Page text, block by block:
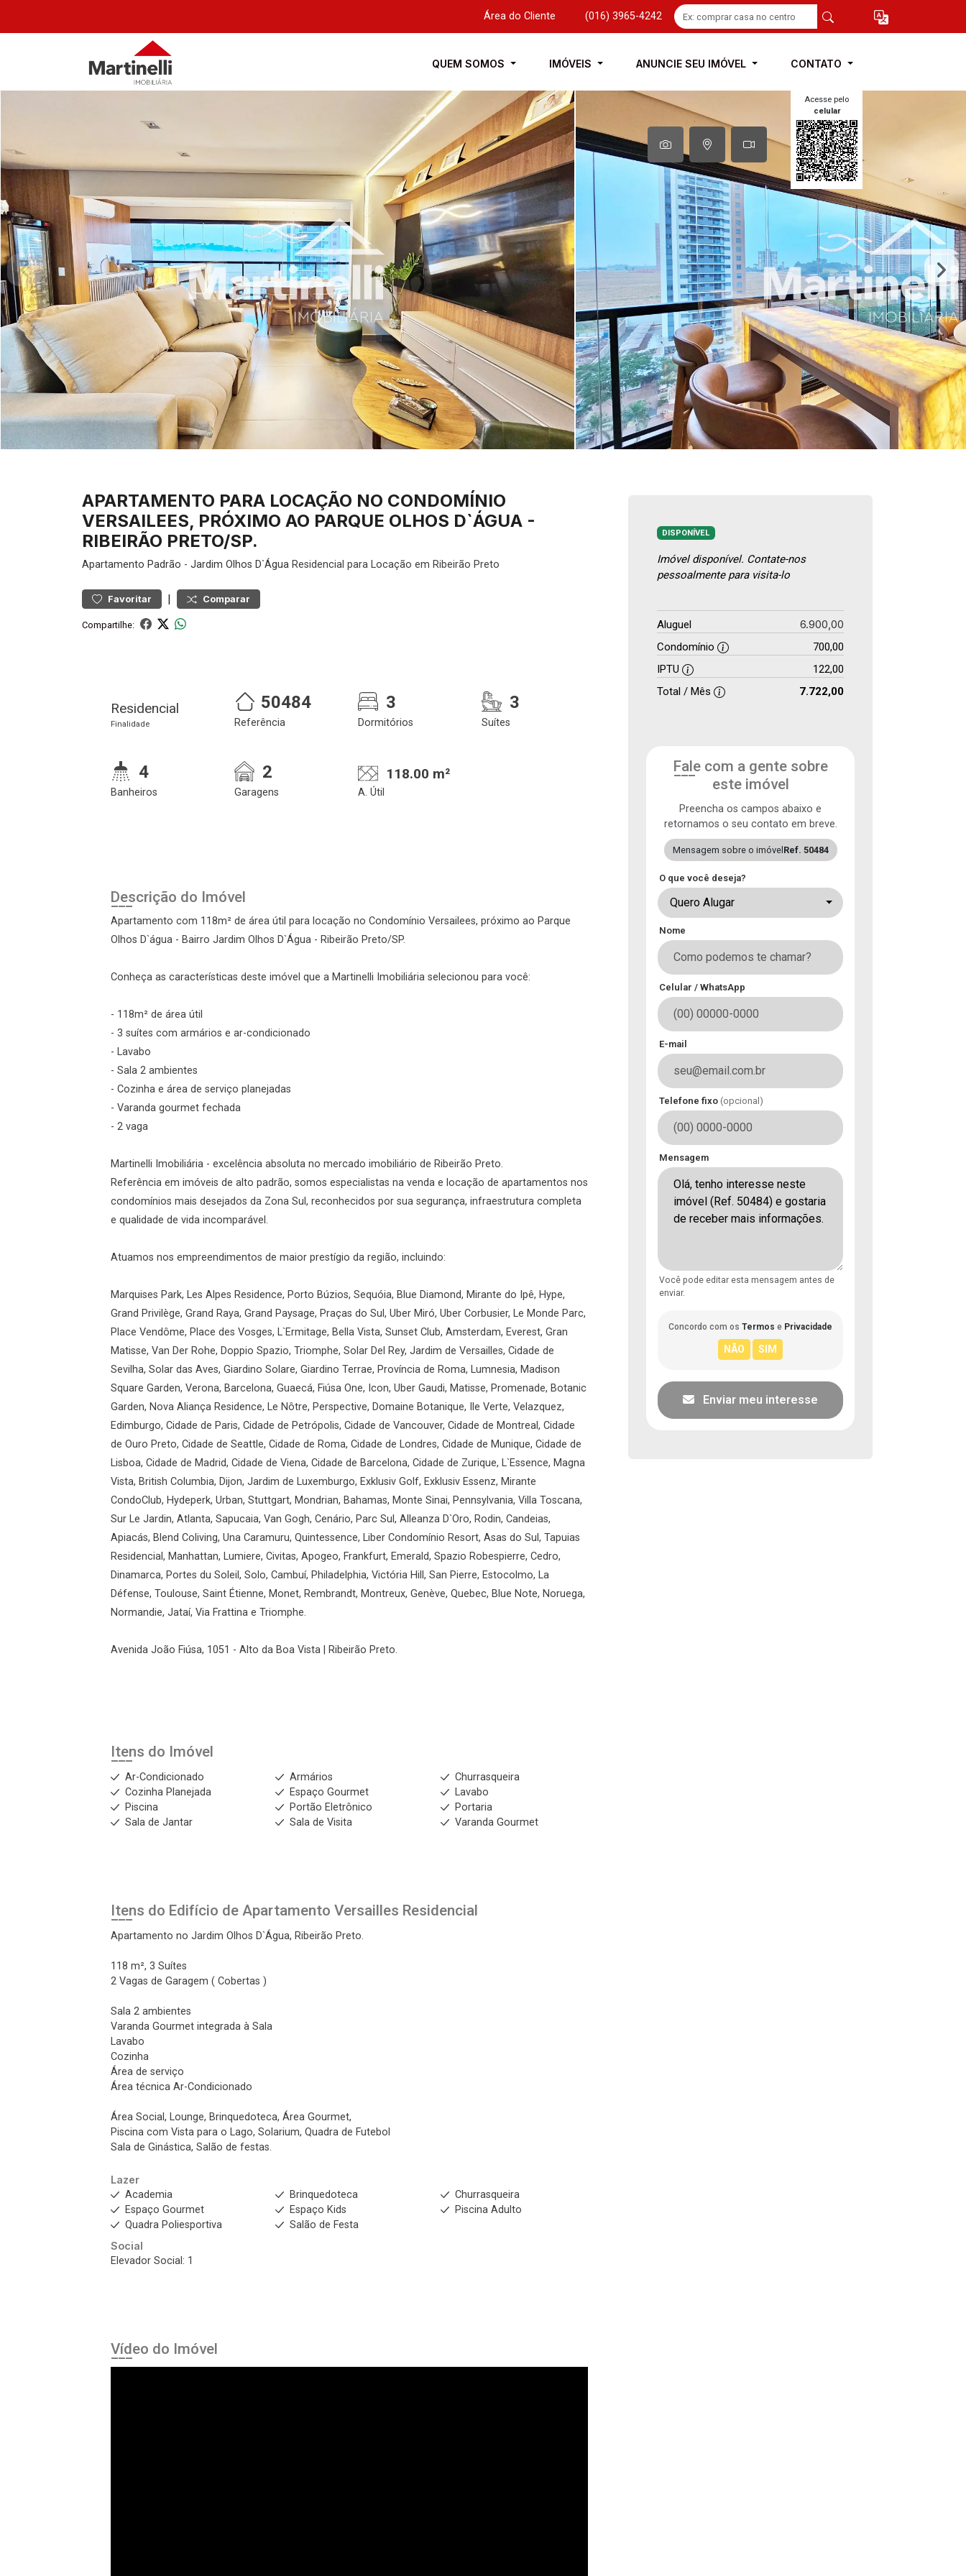
Área do Cliente (016) 3965-4242
QUEM SOMOS IMÓVEIS ANUNCIE SEU IMÓVEL CONTATO
Acesse pelo
celular
APARTAMENTO PARA LOCAÇÃO NO CONDOMÍNIO
VERSAILEES, PRÓXIMO AO PARQUE OLHOS D`ÁGUA -
RIBEIRÃO PRETO/SP.
Apartamento Padrão - Jardim Olhos D`Água Residencial para Locação em Ribeirão Preto
Favoritar | Comparar
Compartilhe:
Residencial
Finalidade
50484
Referência
3
Dormitórios
3
Suítes
4
Banheiros
2
Garagens
118.00 m²
A. Útil
Descrição do Imóvel
Apartamento com 118m² de área útil para locação no Condomínio Versailees, próximo ao Parque
Olhos D`água - Bairro Jardim Olhos D`Água - Ribeirão Preto/SP.
Conheça as características deste imóvel que a Martinelli Imobiliária selecionou para você:
- 118m² de área útil
- 3 suítes com armários e ar-condicionado
- Lavabo
- Sala 2 ambientes
- Cozinha e área de serviço planejadas
- Varanda gourmet fechada
- 2 vaga
Martinelli Imobiliária - excelência absoluta no mercado imobiliário de Ribeirão Preto.
Referência em imóveis de alto padrão, somos especialistas na venda e locação de apartamentos nos
condomínios mais desejados da Zona Sul, reconhecidos por sua segurança, infraestrutura completa
e qualidade de vida incomparável.
Atuamos nos empreendimentos de maior prestígio da região, incluindo:
Marquises Park, Les Alpes Residence, Porto Búzios, Sequóia, Blue Diamond, Mirante do Ipê, Hype,
Grand Privilège, Grand Raya, Grand Paysage, Praças do Sul, Uber Miró, Uber Corbusier, Le Monde Parc,
Place Vendôme, Place des Vosges, L`Ermitage, Bella Vista, Sunset Club, Amsterdam, Everest, Gran
Matisse, Van Der Rohe, Doppio Spazio, Triomphe, Solar Del Rey, Jardim de Versailles, Cidade de
Sevilha, Solar das Aves, Giardino Solare, Giardino Terrae, Província de Roma, Lumnesia, Madison
Square Garden, Verona, Barcelona, Guaecá, Fiúsa One, Icon, Uber Gaudi, Matisse, Promenade, Botanic
Garden, Nova Aliança Residence, Le Nôtre, Perspective, Domaine Botanique, Ile Verte, Velazquez,
Edimburgo, Cidade de Paris, Cidade de Petrópolis, Cidade de Vancouver, Cidade de Montreal, Cidade
de Ouro Preto, Cidade de Seattle, Cidade de Roma, Cidade de Londres, Cidade de Munique, Cidade de
Lisboa, Cidade de Madrid, Cidade de Viena, Cidade de Barcelona, Cidade de Zurique, L`Essence, Magna
Vista, British Columbia, Dijon, Jardim de Luxemburgo, Exklusiv Golf, Exklusiv Essenz, Mirante
CondoClub, Hydeperk, Urban, Stuttgart, Mondrian, Bahamas, Monte Sinai, Pennsylvania, Villa Toscana,
Sur Le Jardin, Atlanta, Sapucaia, Van Gogh, Cenário, Parc Sul, Alleanza D`Oro, Rodin, Candeias,
Apiacás, Blend Coliving, Una Caramuru, Quintessence, Liber Condomínio Resort, Asas do Sul, Tapuias
Residencial, Manhattan, Lumiere, Civitas, Apogeo, Frankfurt, Emerald, Spazio Robespierre, Cedro,
Dinamarca, Portes du Soleil, Solo, Cambuí, Philadelphia, Victória Hill, San Pierre, Estocolmo, La
Défense, Toulouse, Saint Étienne, Monet, Rembrandt, Montreux, Genève, Quebec, Blue Note, Noruega,
Normandie, Jataí, Via Frattina e Triomphe.
Avenida João Fiúsa, 1051 - Alto da Boa Vista | Ribeirão Preto.
Itens do Imóvel
Ar-Condicionado Armários
Churrasqueira
Cozinha Planejada
Espaço Gourmet
Lavabo
Piscina
Portão Eletrônico
Portaria
Sala de Jantar
Sala de Visita Varanda Gourmet
Itens do Edifício de Apartamento Versailles Residencial
Apartamento no Jardim Olhos D`Água, Ribeirão Preto.
118 m², 3 Suítes
2 Vagas de Garagem ( Cobertas )
Sala 2 ambientes
Varanda Gourmet integrada à Sala
Lavabo
Cozinha
Área de serviço
Área técnica Ar-Condicionado
Área Social, Lounge, Brinquedoteca, Área Gourmet,
Piscina com Vista para o Lago, Solarium, Quadra de Futebol
Sala de Ginástica, Salão de festas.
Lazer
Academia
Brinquedoteca
Churrasqueira
Espaço Gourmet
Espaço Kids
Piscina Adulto
Quadra Poliesportiva
Salão de Festa
Social
Elevador Social: 1
Vídeo do Imóvel
DISPONÍVEL
Imóvel disponível. Contate-nos
pessoalmente para visita-lo
Aluguel 6.900,00
Condomínio
700,00
IPTU
122,00
Total / Mês
7.722,00
Fale com a gente sobre
este imóvel
Preencha os campos abaixo e
retornamos o seu contato em breve.
Mensagem sobre o imóvel Ref. 50484
O que você deseja?
Quero Alugar
Nome
Celular / WhatsApp
E-mail
Telefone fixo (opcional)
Mensagem
Você pode editar esta mensagem antes de
enviar.
Concordo com os Termos e Privacidade
Enviar meu interesse